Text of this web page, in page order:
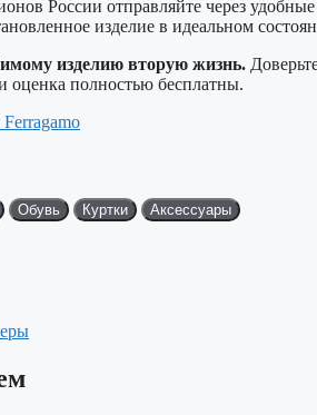
России отправляйте через
изделие в идеальном
изделию вторую жизнь.
оценка полностью бесплатны.
Ferragamo
Обувь Куртки Аксессуары